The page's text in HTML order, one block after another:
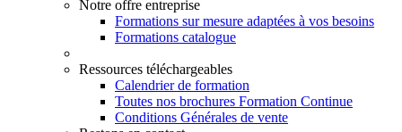
Notre offre entreprise
Formations sur mesure adaptées à vos besoins
Formations catalogue
Ressources téléchargeables
Calendrier de formation
Toutes nos brochures Formation Continue
Conditions Générales de vente